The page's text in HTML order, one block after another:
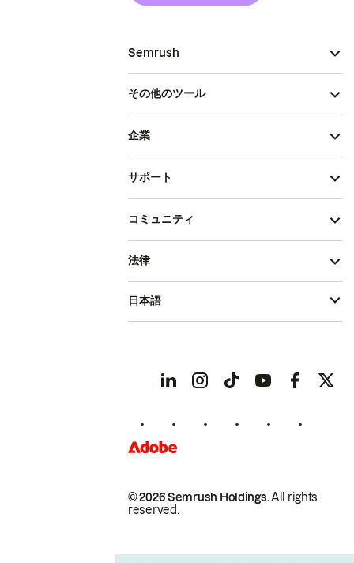
Semrush
その他のツール
企業
サポート
コミュニティ
© 2026 Semrush Holdings.All rights
reserved.
法律
日本語